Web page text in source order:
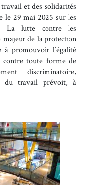
et des solidarités
le 29 mai 2025 sur les
La lutte contre les
majeur de la protection
promouvoir l’égalité
contre toute forme de
discriminatoire,
du travail prévoit, à